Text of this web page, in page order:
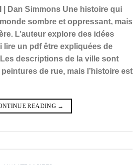
I | Dan Simmons Une histoire qui
sombre et oppressant, mais
L’auteur explore des idées
lire un pdf être expliquées de
descriptions de la ville sont
de rue, mais l’histoire est
READING →